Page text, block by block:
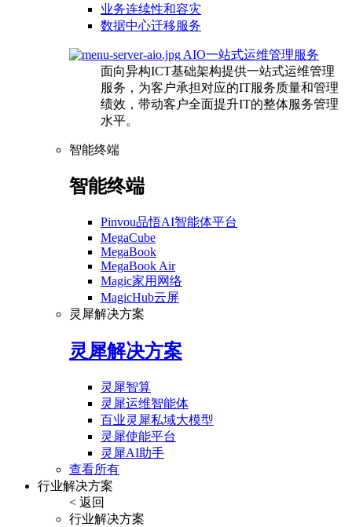
业务连续性和容灾
数据中心迁移服务
AIO一站式运维管理服务
面向异构ICT基础架构提供一站式运维管理
服务，为客户承担对应的IT服务质量和管理
绩效，带动客户全面提升IT的整体服务管理
水平。
智能终端
智能终端
Pinvou品悟AI智能体平台
MegaCube
MegaBook
MegaBook Air
Magic家用网络
MagicHub云屏
灵犀解决方案
灵犀解决方案
灵犀智算
灵犀运维智能体
百业灵犀私域大模型
灵犀使能平台
灵犀AI助手
查看所有
行业解决方案
< 返回
行业解决方案